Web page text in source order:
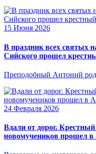
15 Июня 2026
В праздник всех святых
Сийского прошел
Преподобный Антоний
24 Февраля 2026
Вдали от дорог.
новомучеников прошел в